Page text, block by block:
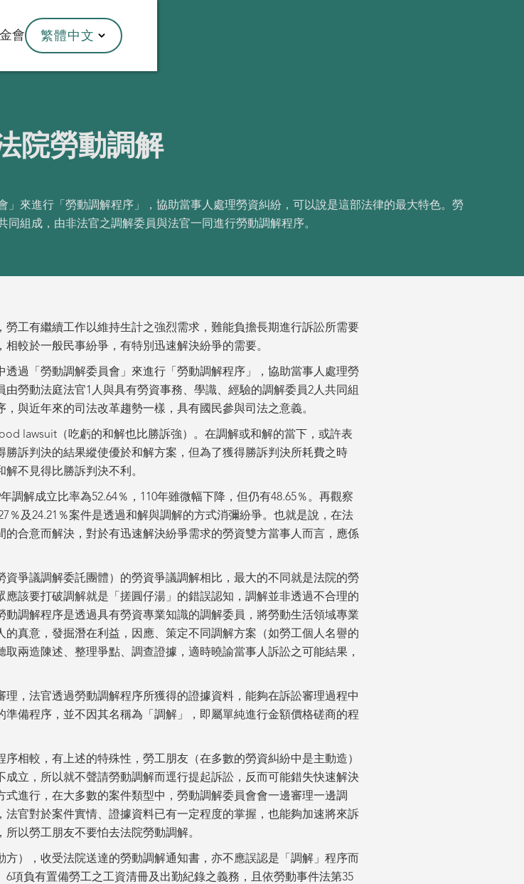
會 繁體中文
院勞動調解
來進行「勞動調解程序」，協助當事人處理勞資糾紛，可以說是這部法律的最大特色。勞
組成，由非法官之調解委員與法官一同進行勞動調解程序。
工有繼續工作以維持生計之強烈需求，難能負擔長期進行訴訟所需要
較於一般民事紛爭，有特別迅速解決紛爭的需要。
過「勞動調解委員會」來進行「勞動調解程序」，協助當事人處理勞
勞動法庭法官1人與具有勞資事務、學識、經驗的調解委員2人共同組
與近年來的司法改革趨勢一樣，具有國民參與司法之意義。
lawsuit（吃虧的和解也比勝訴強）。在調解或和解的當下，或許表
訴判決的結果縱使優於和解方案，但為了獲得勝訴判決所耗費之時
不見得比勝訴判決不利。
調解成立比率為52.64％，110年雖微幅下降，但仍有48.65％。再觀察
％及24.21％案件是透過和解與調解的方式消彌紛爭。也就是說，在法
合意而解決，對於有迅速解決紛爭需求的勞資雙方當事人而言，應係
爭議調解委託團體）的勞資爭議調解相比，最大的不同就是法院的勞
該要打破調解就是「搓圓仔湯」的錯誤認知，調解並非透過不合理的
調解程序是透過具有勞資專業知識的調解委員，將勞動生活領域專業
真意，發掘潛在利益，因應、策定不同調解方案（如勞工個人名譽的
兩造陳述、整理爭點、調查證據，適時曉諭當事人訴訟之可能結果，
，法官透過勞動調解程序所獲得的證據資料，能夠在訴訟審理過程中
備程序，並不因其名稱為「調解」，即屬單純進行金額價格磋商的程
相較，有上述的特殊性，勞工朋友（在多數的勞資糾紛中是主動造）
立，所以就不聲請勞動調解而逕行提起訴訟，反而可能錯失快速解決
進行，在大多數的案件類型中，勞動調解委員會會一邊審理一邊調
官對於案件實情、證據資料已有一定程度的掌握，也能夠加速將來訴
以勞工朋友不要怕去法院勞動調解。
），收受法院送達的勞動調解通知書，亦不應誤認是「調解」程序而
項負有置備勞工之工資清冊及出勤紀錄之義務，且依勞動事件法第35